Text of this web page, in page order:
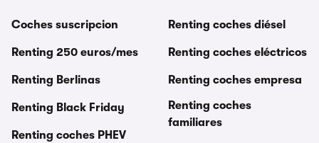
Coches suscripcion
Renting 250 euros/mes
Renting Berlinas
Renting Black Friday
Renting coches PHEV
Renting coches diésel
Renting coches eléctricos
Renting coches empresa
Renting coches
familiares